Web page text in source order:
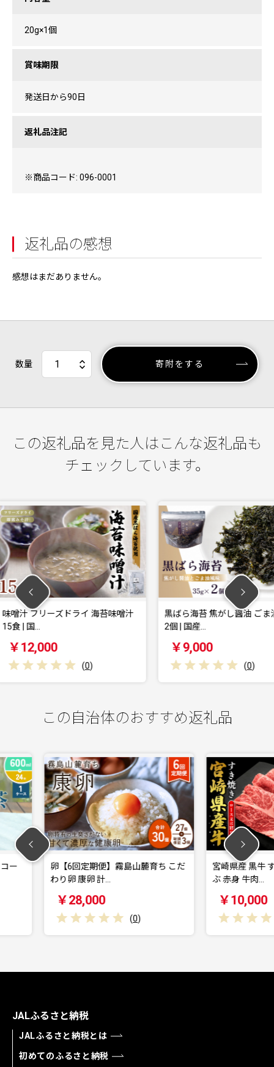
20g×1個
賞味期限
発送日から90日
返礼品注記
※商品コード: 096-0001
返礼品の感想
感想はまだありません。
数量 寄附をする
この返礼品を見た人はこんな返礼品も
チェックしています。
海苔味噌汁
黒ばら海苔 焦がし醤油 ごま油風味
味噌汁
この自治体のおすすめ返礼品
山麓育ち こだ
宮崎県産 黒牛 すき焼き しゃぶしゃ
ぶ 赤身 牛肉…
￥10,000
えび
ー
￥
JALふるさと納税
JALふるさと納税とは
初めてのふるさと納税